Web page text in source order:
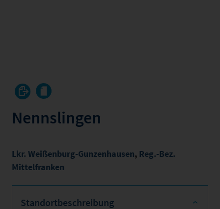
Nennslingen
Lkr. Weißenburg-Gunzenhausen, Reg.-Bez.
Mittelfranken
Standortbeschreibung